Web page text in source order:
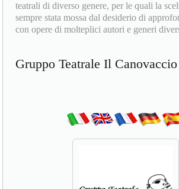
teatrali di diverso genere, per le quali la
sempre stata mossa dal desiderio di
con opere di molteplici autori e generi
Gruppo Teatrale Il Canovaccio